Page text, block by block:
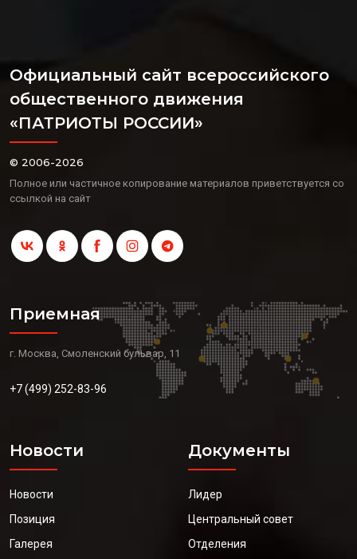
Официальный сайт всероссийского
общественного движения
«ПАТРИОТЫ РОССИИ»
© 2006-2026
Полное или частичное копирование материалов приветствуется со
ссылкой на сайт
Приемная
г. Москва, Смоленский бульвар, 11
+7 (499) 252-83-96
Новости
Новости
Позиция
Галерея
Документы
Лидер
Центральный совет
Отделения